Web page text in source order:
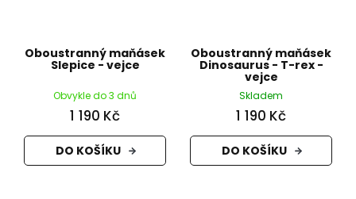
Oboustranný maňásek
Slepice - vejce
Obvykle do 3 dnů
1 190 Kč
DO KOŠÍKU
Oboustranný maňásek
Dinosaurus - T-rex -
vejce
Skladem
1 190 Kč
DO KOŠÍKU